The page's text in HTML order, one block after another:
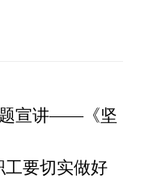
宣讲——《坚
工要切实做好